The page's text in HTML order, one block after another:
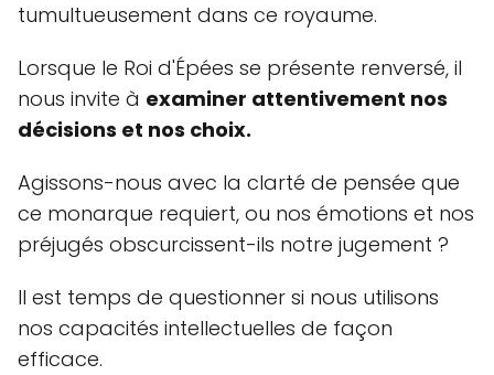
tumultueusement dans ce royaume.
Lorsque le Roi d'Épées se présente renversé, il
nous invite à examiner attentivement nos
décisions et nos choix.
Agissons-nous avec la clarté de pensée que
ce monarque requiert, ou nos émotions et nos
préjugés obscurcissent-ils notre jugement ?
Il est temps de questionner si nous utilisons
nos capacités intellectuelles de façon
efficace.